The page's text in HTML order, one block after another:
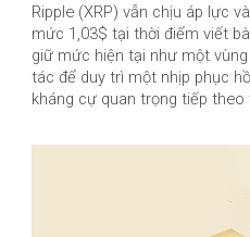
Ripple (XRP) vẫn chịu áp lực
mức 1,03$ tại thời điểm viết
giữ mức hiện tại như một
tác để duy trì một nhịp phục
kháng cự quan trọng tiếp theo